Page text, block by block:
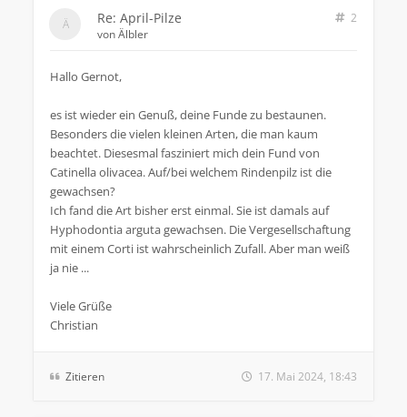
Re: April-Pilze
2
vonÄlbler
Hallo Gernot,
es ist wieder ein Genuß, deine Funde zu bestaunen.
Besonders die vielen kleinen Arten, die man kaum
beachtet. Diesesmal fasziniert mich dein Fund von
Catinella olivacea. Auf/bei welchem Rindenpilz ist die
gewachsen?
Ich fand die Art bisher erst einmal. Sie ist damals auf
Hyphodontia arguta gewachsen. Die Vergesellschaftung
mit einem Corti ist wahrscheinlich Zufall. Aber man weiß
ja nie ...
Viele Grüße
Christian
Zitieren 17. Mai 2024, 18:43